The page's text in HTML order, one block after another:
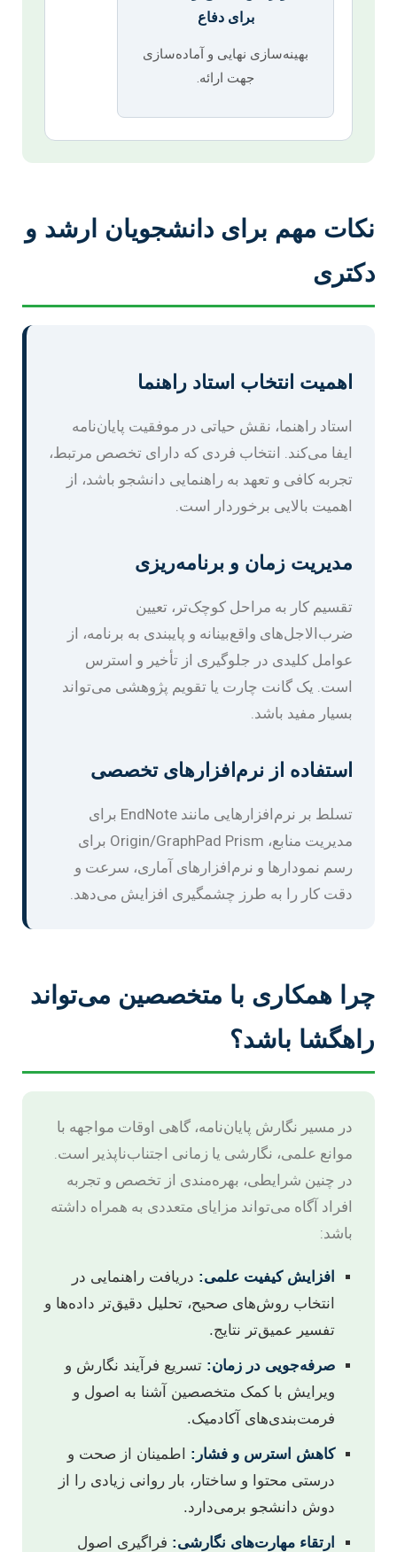
برای دفاع
بهینه‌سازی نهایی و آماده‌سازی
جهت ارائه.
نکات مهم برای دانشجویان ارشد و
دکتری
اهمیت انتخاب استاد راهنما
استاد راهنما، نقش حیاتی در موفقیت پایان‌نامه
ایفا می‌کند. انتخاب فردی که دارای تخصص مرتبط،
تجربه کافی و تعهد به راهنمایی دانشجو باشد، از
اهمیت بالایی برخوردار است.
مدیریت زمان و برنامه‌ریزی
تقسیم کار به مراحل کوچک‌تر، تعیین
ضرب‌الاجل‌های واقع‌بینانه و پایبندی به برنامه، از
عوامل کلیدی در جلوگیری از تأخیر و استرس
است. یک گانت چارت یا تقویم پژوهشی می‌تواند
بسیار مفید باشد.
استفاده از نرم‌افزارهای تخصصی
تسلط بر نرم‌افزارهایی مانند EndNote برای
مدیریت منابع، Origin/GraphPad Prism برای
رسم نمودارها و نرم‌افزارهای آماری، سرعت و
دقت کار را به طرز چشمگیری افزایش می‌دهد.
چرا همکاری با متخصصین می‌تواند
راهگشا باشد؟
در مسیر نگارش پایان‌نامه، گاهی اوقات مواجهه با
موانع علمی، نگارشی یا زمانی اجتناب‌ناپذیر است.
در چنین شرایطی، بهره‌مندی از تخصص و تجربه
افراد آگاه می‌تواند مزایای متعددی به همراه داشته
باشد:
افزایش کیفیت علمی:دریافت راهنمایی در
انتخاب روش‌های صحیح، تحلیل دقیق‌تر داده‌ها و
تفسیر عمیق‌تر نتایج.
صرفه‌جویی در زمان:تسریع فرآیند نگارش و
ویرایش با کمک متخصصین آشنا به اصول و
فرمت‌بندی‌های آکادمیک.
کاهش استرس و فشار:اطمینان از صحت و
درستی محتوا و ساختار، بار روانی زیادی را از
دوش دانشجو برمی‌دارد.
ارتقاء مهارت‌های نگارشی:فراگیری اصول